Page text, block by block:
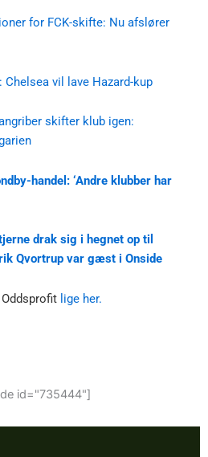
for FCK-skifte: Nu afslører
Chelsea vil lave Hazard-kup
skifter klub igen:
handel: ‘Andre klubber har
drak sig i hegnet op til
Qvortrup var gæst i Onside
lige her.
id="735444"]